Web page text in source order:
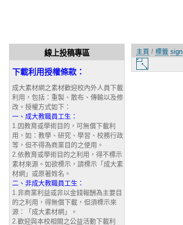
線上投稿專區
下載利用授權條款：
成大素材網之素材歡迎校內外人員下載
利用，包括：重製、散布、傳輸以及修
改。授權方式如下：
一、成大教職員工生：
1.因教育或學術目的，可無償下載利
用，如：教學、研究、學習、校務行政
等，但不得為商業目的之使用。
2.依教育或學術目的之利用，得不標示
素材來源。如欲標示，請標示「成大素
材網」或原著姓名。
二、非成大教職員工生：
1.非商業利益或非以金錢報酬為主要目
的之利用，得無償下載，但須標示來
源：「成大素材網」。
2.歡迎與本校相關之公益活動下載利
主頁 / 標籤 sign
片